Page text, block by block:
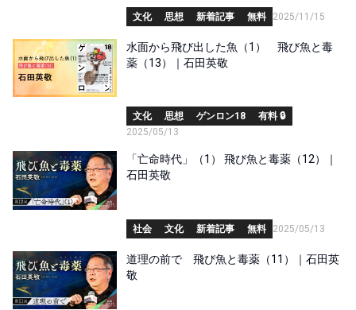
文化 思想 新着記事 無料 2025/11/15
水面から飛び出した魚（1） 飛び魚と毒
薬（13）｜石田英敬
文化 思想 ゲンロン18
有料 🔒
2025/05/13
「亡命時代」（1） 飛び魚と毒薬（12）｜
石田英敬
社会 文化 新着記事 無料 2025/05/13
道理の前で 飛び魚と毒薬（11）｜石田英
敬